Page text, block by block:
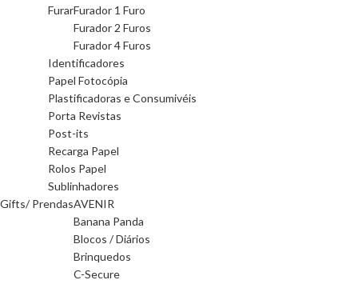
FurarFurador 1 Furo
Furador 2 Furos
Furador 4 Furos
Identificadores
Papel Fotocópia
Plastificadoras e Consumivéis
Porta Revistas
Post-its
Recarga Papel
Rolos Papel
Sublinhadores
Gifts/ PrendasAVENIR
Banana Panda
Blocos / Diários
Brinquedos
C-Secure